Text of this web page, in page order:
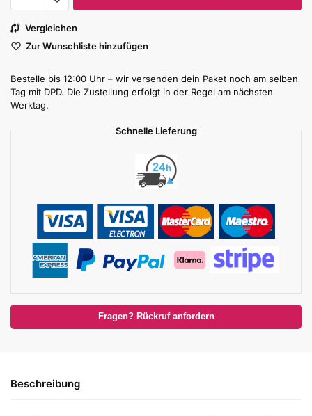
Vergleichen
Zur Wunschliste hinzufügen
Bestelle bis 12:00 Uhr – wir versenden dein Paket noch am selben
Tag mit DPD. Die Zustellung erfolgt in der Regel am nächsten
Werktag.
Schnelle Lieferung
Fragen? Rückruf anfordern
Beschreibung